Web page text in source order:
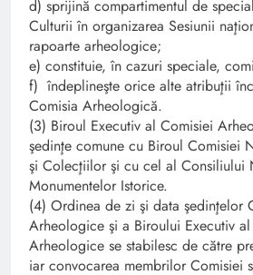
d) sprijină compartimentul de
Culturii în organizarea Sesiunii
rapoarte arheologice;
e) constituie, în cazuri speciale,
f) îndeplineşte orice alte atribuţii
Comisia Arheologică.
(3) Biroul Executiv al Comisiei
şedinţe comune cu Biroul Comisiei
şi Colecţiilor şi cu cel al Consiliului
Monumentelor Istorice.
(4) Ordinea de zi şi data şedinţelor
Arheologice şi a Biroului Executiv
Arheologice se stabilesc de către
iar convocarea membrilor Comisiei